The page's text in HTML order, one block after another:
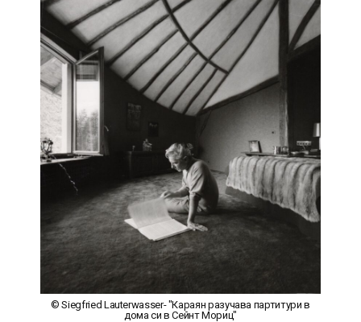
© Siegfried Lauterwasser- "Караян разучава партитури в
дома си в Сейнт Мориц"